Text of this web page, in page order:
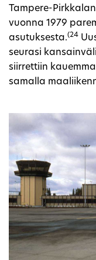
Tampere-
vuonna 1979
asutuksesta.(24
seurasi
siirrettiin
samalla